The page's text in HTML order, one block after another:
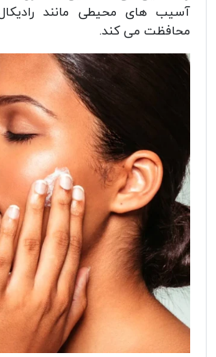
آسیب های محیطی مانند
محافظت می کند.